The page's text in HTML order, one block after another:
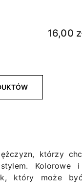
16,00
którzy
Kolorowe
który może